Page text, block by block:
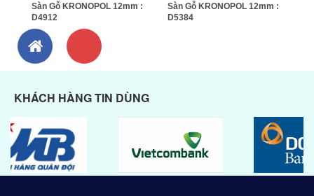
Sàn Gỗ KRONOPOL 12mm :
D4912
Sàn Gỗ KRONOPOL 12mm :
D5384
KHÁCH HÀNG TIN DÙNG